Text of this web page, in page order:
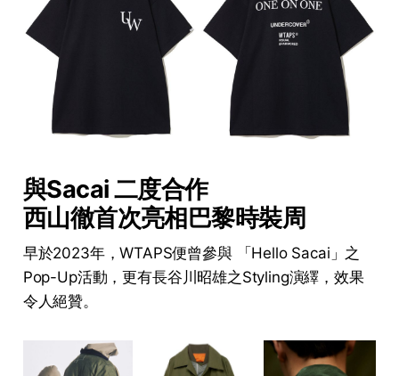
與Sacai 二度合作
西山徹首次亮相巴黎時裝周
早於2023年，WTAPS便曾參與 「Hello Sacai」之
Pop-Up活動，更有長谷川昭雄之Styling演繹，效果
令人絕贊。